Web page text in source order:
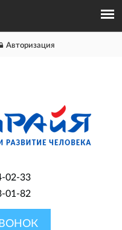
Авторизация
02-33
01-82